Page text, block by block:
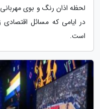
لحظه اذان رنگ و بوی
در ایامی که مسائل
است.